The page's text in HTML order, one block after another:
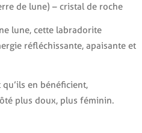
de lune) – cristal de roche
lune, cette labradorite
réfléchissante, apaisante et
en bénéficient,
plus doux, plus féminin.